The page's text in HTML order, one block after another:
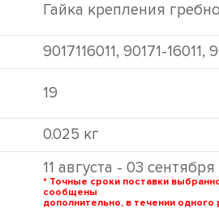
Гайка крепления
9017116011, 90171-16011,
19
0.025 кг
11 августа - 03 сентября
* Точные сроки поставки
сообщены
дополнительно, в течении одного